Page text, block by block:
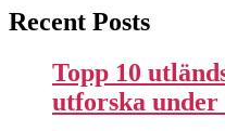
Recent Posts
Topp 10
utforska under